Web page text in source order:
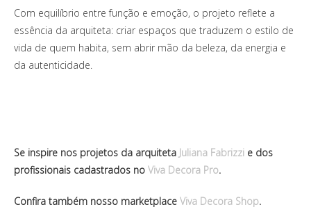
Com equilíbrio entre função e emoção, o projeto reflete a
essência da arquiteta: criar espaços que traduzem o estilo de
vida de quem habita, sem abrir mão da beleza, da energia e
da autenticidade.
Se inspire nos projetos da arquiteta Juliana Fabrizzi e dos
profissionais cadastrados no Viva Decora Pro.
Confira também nosso marketplace Viva Decora Shop.